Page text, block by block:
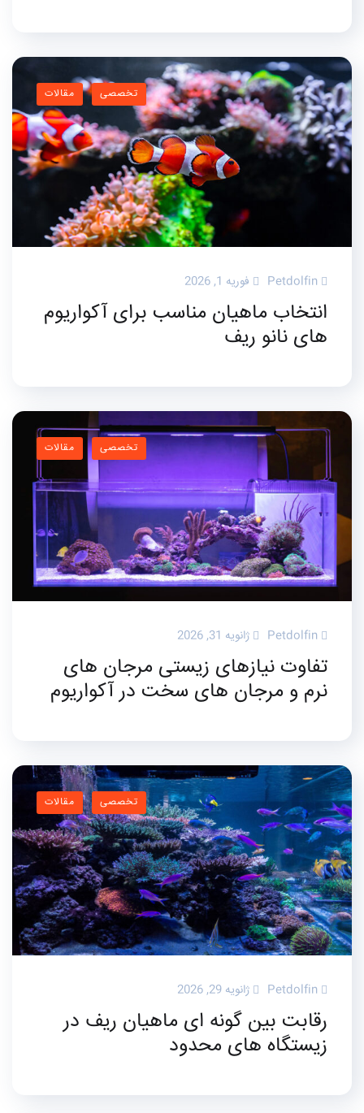
تخصصی مقالات
Petdolfin فوریه 1, 2026
انتخاب ماهیان مناسب برای آکواریوم
های نانو ریف
تخصصی مقالات
Petdolfin ژانویه 31, 2026
تفاوت نیازهای زیستی مرجان های
نرم و مرجان های سخت در آکواریوم
تخصصی مقالات
Petdolfin ژانویه 29, 2026
رقابت بین گونه ای ماهیان ریف در
زیستگاه های محدود